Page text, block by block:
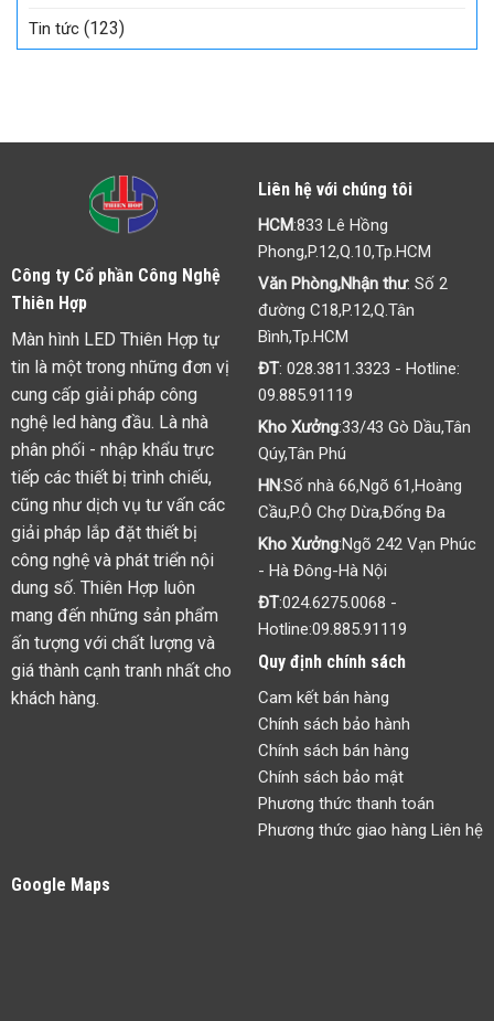
đèn
Tin tức (123)
Công ty Cổ phần Công Nghệ
Thiên Hợp
Màn hình LED Thiên Hợp tự
tin là một trong những đơn vị
cung cấp giải pháp công
nghệ led hàng đầu. Là nhà
phân phối - nhập khẩu trực
tiếp các thiết bị trình chiếu,
cũng như dịch vụ tư vấn các
giải pháp lắp đặt thiết bị
công nghệ và phát triển nội
dung số. Thiên Hợp luôn
mang đến những sản phẩm
ấn tượng với chất lượng và
giá thành cạnh tranh nhất cho
khách hàng.
Liên hệ với chúng tôi
HCM:833 Lê Hồng
Phong,P.12,Q.10,Tp.HCM
Văn Phòng,Nhận thư: Số 2
đường C18,P.12,Q.Tân
Bình,Tp.HCM
ĐT: 028.3811.3323 - Hotline:
09.885.91119
Kho Xưởng:33/43 Gò Dầu,Tân
Qúy,Tân Phú
HN:Số nhà 66,Ngõ 61,Hoàng
Cầu,P.Ô Chợ Dừa,Đống Đa
Kho Xưởng:Ngõ 242 Vạn Phúc
- Hà Đông-Hà Nội
ĐT:024.6275.0068 -
Hotline:09.885.91119
Quy định chính sách
Cam kết bán hàng
Chính sách bảo hành
Chính sách bán hàng
Chính sách bảo mật
Phương thức thanh toán
Phương thức giao hàng Liên hệ
Google Maps